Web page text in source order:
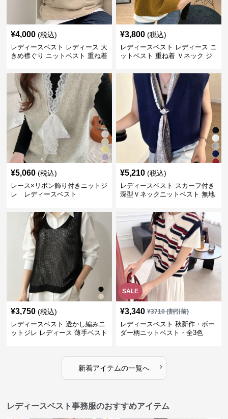
¥4,000 (税込)
レディースベスト レディース 大
きめ襟ぐり ニットベスト 重ね着
¥3,800 (税込)
レディースベスト レディース ニ
ットベスト 重ね着 Ｖネック ジ
¥5,060 (税込)
レース×リボン飾り付きニットジ
レ レディースベスト
¥5,210 (税込)
レディースベスト スカーフ付き
深型Ｖネックニットベスト 無地
¥3,750 (税込)
レディースベスト 透かし編みニ
ットジレ レディース 薄手ベスト
SALE
¥3,340 ¥3710(割引前)
レディースベスト 秋新作・ボー
ダー柄ニットベスト・全3色
新着アイテムの一覧へ ›
レディースベスト事務服のおすすめアイテム